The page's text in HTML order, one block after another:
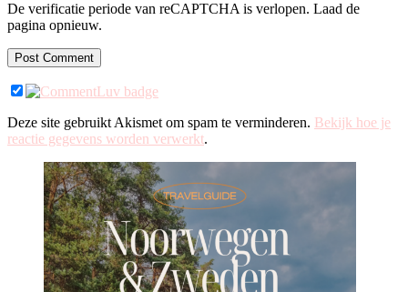
De verificatie periode van reCAPTCHA is verlopen. Laad de
pagina opnieuw.
Deze site gebruikt Akismet om spam te verminderen. Bekijk hoe je
reactie gegevens worden verwerkt.